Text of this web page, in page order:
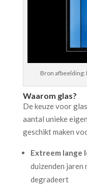
Bron
Waarom glas?
De keuze voor
aantal unieke
geschikt maken
Extreem lange
duizenden jaren
degradeert